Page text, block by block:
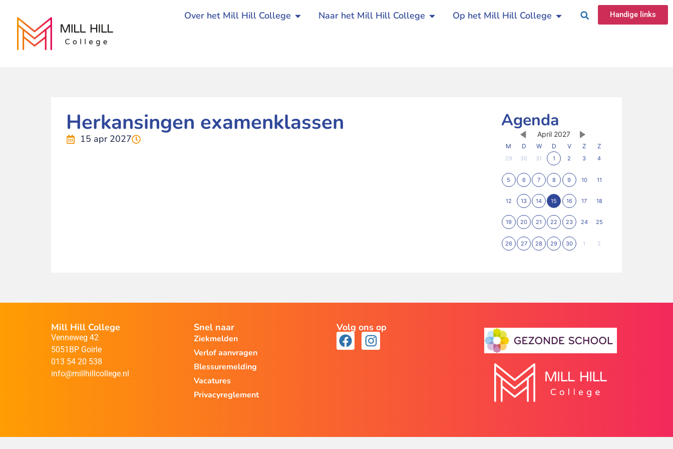
Over het Mill Hill College Naar het Mill Hill College Op het Mill Hill College Handige links
Herkansingen examenklassen
15 apr 2027
Agenda
April 2027
M D W D V Z Z
29 30 31 1 2 3 4
5 6 7 8 9 10 11
12 13 14 15 16 17 18
19 20 21 22 23 24 25
26 27 28 29 30 1 2
Mill Hill College
Venneweg 42
5051BP Goirle
013 54 20 538
info@millhillcollege.nl
Snel naar
Ziekmelden
Verlof aanvragen
Blessuremelding
Vacatures
Privacyreglement
Volg ons op